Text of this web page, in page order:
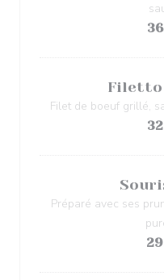
Filetto
Filet de boeuf grillé,
Préparé avec ses